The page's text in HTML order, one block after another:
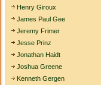
Henry Giroux
James Paul Gee
Jeremy Frimer
Jesse Prinz
Jonathan Haidt
Joshua Greene
Kenneth Gergen